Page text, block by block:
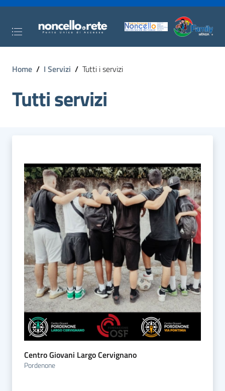
Home / I Servizi / Tutti i servizi
Tutti servizi
Centro Giovani Largo Cervignano
Pordenone